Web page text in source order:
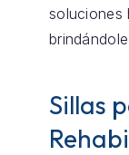
soluciones
Sillas